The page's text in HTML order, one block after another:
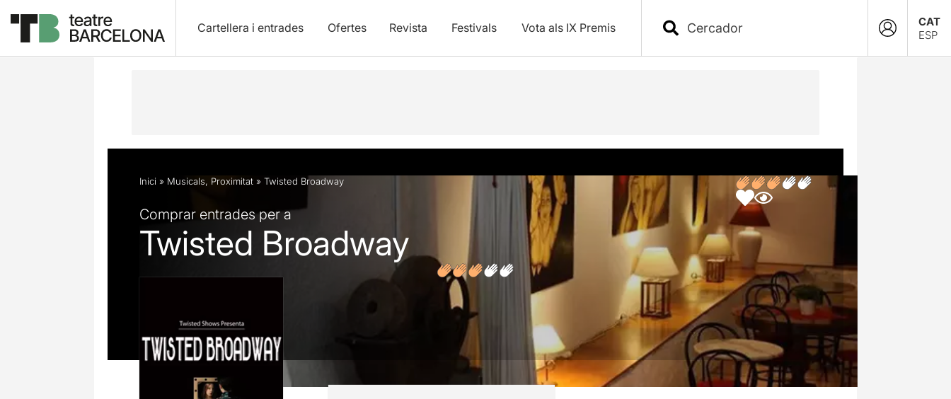
Cartellera i entrades Ofertes Revista Festivals Vota als IX Premis
CAT
ESP
Descripció Fitxa artística Opinions
Inici » Musicals, Proximitat » Twisted Broadway
Comprar entrades per a
Twisted Broadway